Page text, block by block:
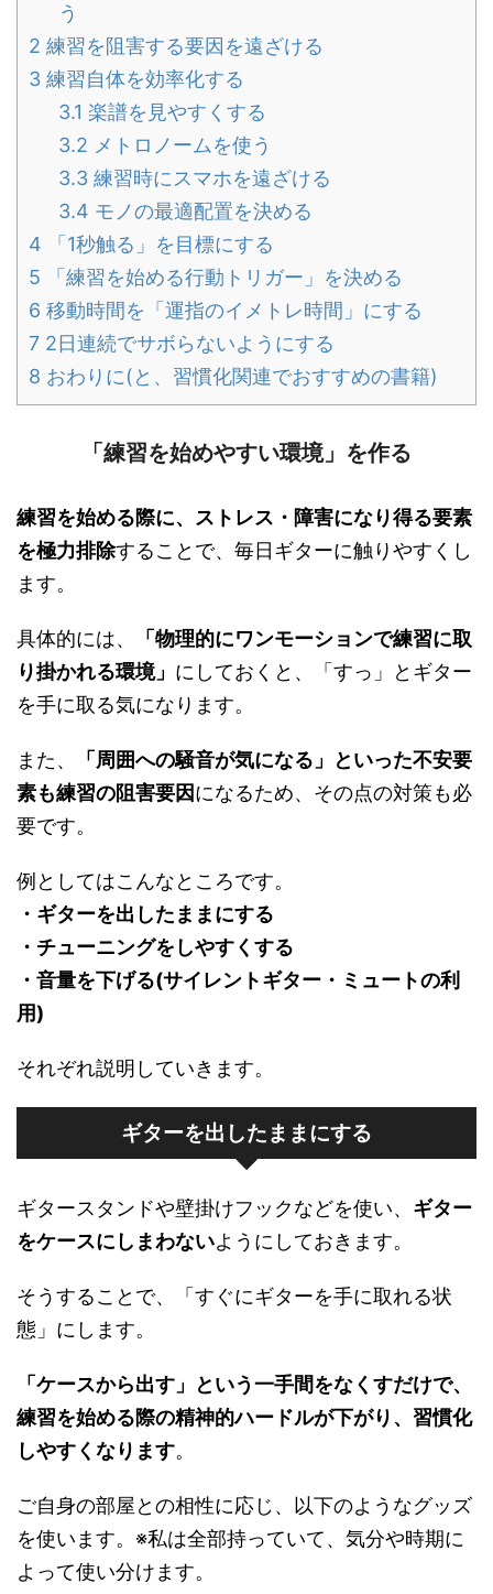
う
2 練習を阻害する要因を遠ざける
3 練習自体を効率化する
3.1 楽譜を見やすくする
3.2 メトロノームを使う
3.3 練習時にスマホを遠ざける
3.4 モノの最適配置を決める
4 「1秒触る」を目標にする
5 「練習を始める行動トリガー」を決める
6 移動時間を「運指のイメトレ時間」にする
7 2日連続でサボらないようにする
8 おわりに(と、習慣化関連でおすすめの書籍)
「練習を始めやすい環境」を作る
練習を始める際に、ストレス・障害になり得る要素
を極力排除することで、毎日ギターに触りやすくし
ます。
具体的には、
「物理的にワンモーションで練習に取
り掛かれる環境」 にしておくと、「すっ」とギター
を手に取る気になります。
また、
「周囲への騒音が気になる」といった不安要
素も練習の阻害要因になるため、その点の対策も必
要です。
例としてはこんなところです。
・ギターを出したままにする
・チューニングをしやすくする
・音量を下げる(サイレントギター・ミュートの利
用)
それぞれ説明していきます。
ギターを出したままにする
ギタースタンドや壁掛けフックなどを使い、 ギター
をケースにしまわないようにしておきます。
そうすることで、「すぐにギターを手に取れる状
態」にします。
「ケースから出す」という一手間をなくすだけで、
練習を始める際の精神的ハードルが下がり、習慣化
しやすくなります。
ご自身の部屋との相性に応じ、以下のようなグッズ
を使います。※私は全部持っていて、気分や時期に
よって使い分けます。